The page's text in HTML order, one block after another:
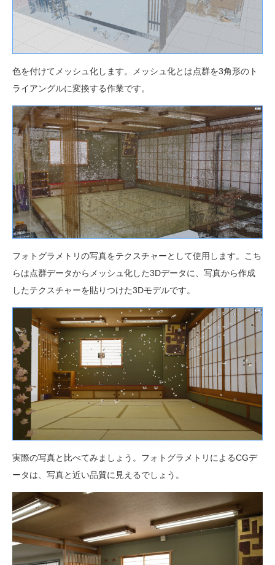
色を付けてメッシュ化します。メッシュ化とは点群を3角形のト
ライアングルに変換する作業です。
フォトグラメトリの写真をテクスチャーとして使用します。こち
らは点群データからメッシュ化した3Dデータに、写真から作成
したテクスチャーを貼りつけた3Dモデルです。
実際の写真と比べてみましょう。フォトグラメトリによるCGデ
ータは、写真と近い品質に見えるでしょう。